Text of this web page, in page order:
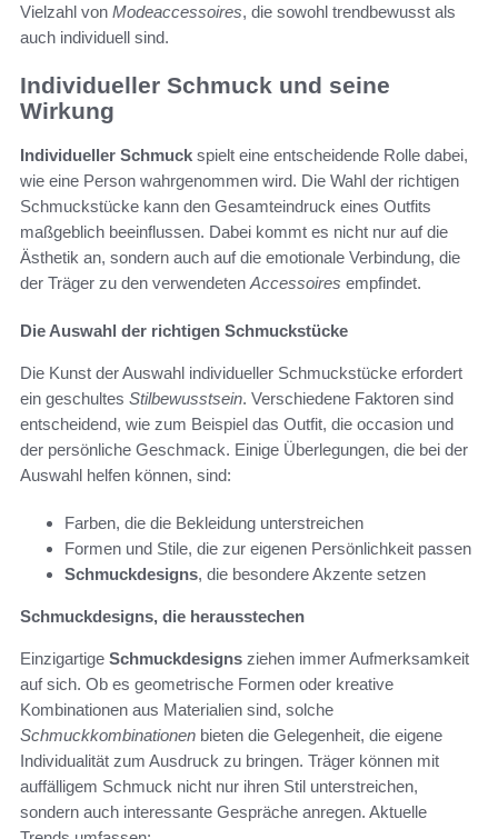
Vielzahl von Modeaccessoires, die sowohl trendbewusst als
auch individuell sind.
Individueller Schmuck und seine
Wirkung
Individueller Schmuck spielt eine entscheidende Rolle dabei,
wie eine Person wahrgenommen wird. Die Wahl der richtigen
Schmuckstücke kann den Gesamteindruck eines Outfits
maßgeblich beeinflussen. Dabei kommt es nicht nur auf die
Ästhetik an, sondern auch auf die emotionale Verbindung, die
der Träger zu den verwendeten Accessoires empfindet.
Die Auswahl der richtigen Schmuckstücke
Die Kunst der Auswahl individueller Schmuckstücke erfordert
ein geschultes Stilbewusstsein. Verschiedene Faktoren sind
entscheidend, wie zum Beispiel das Outfit, die occasion und
der persönliche Geschmack. Einige Überlegungen, die bei der
Auswahl helfen können, sind:
Farben, die die Bekleidung unterstreichen
Formen und Stile, die zur eigenen Persönlichkeit passen
Schmuckdesigns, die besondere Akzente setzen
Schmuckdesigns, die herausstechen
Einzigartige Schmuckdesigns ziehen immer Aufmerksamkeit
auf sich. Ob es geometrische Formen oder kreative
Kombinationen aus Materialien sind, solche
Schmuckkombinationen bieten die Gelegenheit, die eigene
Individualität zum Ausdruck zu bringen. Träger können mit
auffälligem Schmuck nicht nur ihren Stil unterstreichen,
sondern auch interessante Gespräche anregen. Aktuelle